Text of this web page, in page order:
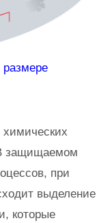
химических
защищаемом
при
выделение
которые